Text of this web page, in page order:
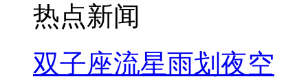
热点新闻
双子座流星雨划夜空